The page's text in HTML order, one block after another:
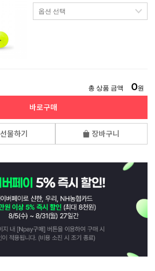
총 상품 금액 0원
바로구매
선물하기 장바구니